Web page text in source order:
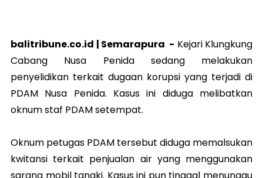
balitribune.co.id | Semarapura - Kejari Klungkung
Cabang Nusa Penida sedang melakukan
penyelidikan terkait dugaan korupsi yang terjadi di
PDAM Nusa Penida. Kasus ini diduga melibatkan
oknum staf PDAM setempat.
Oknum petugas PDAM tersebut diduga memalsukan
kwitansi terkait penjualan air yang menggunakan
sarana mobil tangki. Kasus ini pun tinggal menunggu